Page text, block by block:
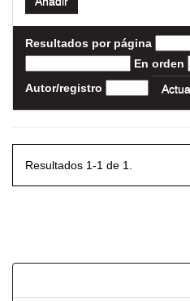
Resultados por página
En orden
Autor/registro
Resultados 1-1 de 1.